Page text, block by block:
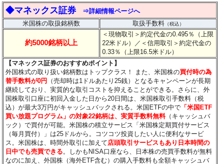
◆マネックス証券
⇒詳細情報ページへ
米国株の取扱銘柄数
取扱手数料（税込）
約5000銘柄以上
＜現物取引＞約定代金の0.495％（上限
22米ドル）
／＜信用取引＞約定代金の
0.33％（上限16.5米ドル）
【マネックス証券のおすすめポイント】
外国株式の取り扱い銘柄数はトップクラス！ また、米国株の買付時の為
替手数料が0円
（売却時は1ドルあたり25銭）となるキャンペーンが長期
継続しており、実質的な取引コストを抑えることができる。さらに、外
国株取引口座に初回入金した日から20日間は、米国株取引手数料（税
込）が最大3万円がキャッシュバックされる。米国ETFの中で 「米国ETF
買い放題プログラム」の対象22銘柄は、実質手数料無料（キャッシュバ
ック）で買付が可能。米国株の積立サービス「米国株定期買付サービス
（毎月買付）」は25ドルから。コツコツ投資したい人に便利なサービ
ス。米国株は、時間外取引に加えて 店頭取引サービスもあり日本時間の
日中でも売買できる 。しかもNISA口座なら、日本株の売買手数料が無料
なのに加え、外国株（海外ETF含む）の購入手数料も全額キャッシュバ